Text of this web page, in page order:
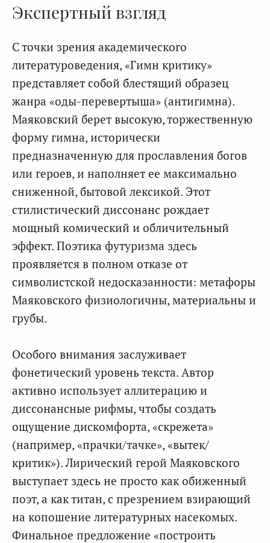
Экспертный взгляд
С точки зрения академического
литературоведения, «Гимн критику»
представляет собой блестящий образец
жанра «оды-перевертыша» (антигимна).
Маяковский берет высокую, торжественную
форму гимна, исторически
предназначенную для прославления богов
или героев, и наполняет ее максимально
сниженной, бытовой лексикой. Этот
стилистический диссонанс рождает
мощный комический и обличительный
эффект. Поэтика футуризма здесь
проявляется в полном отказе от
символистской недосказанности: метафоры
Маяковского физиологичны, материальны и
грубы.
Особого внимания заслуживает
фонетический уровень текста. Автор
активно использует аллитерацию и
диссонансные рифмы, чтобы создать
ощущение дискомфорта, «скрежета»
(например, «прачки/тачке», «вытек/
критик»). Лирический герой Маяковского
выступает здесь не просто как обиженный
поэт, а как титан, с презрением взирающий
на копошение литературных насекомых.
Финальное предложение «построить